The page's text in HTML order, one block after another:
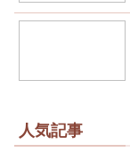
人気記事